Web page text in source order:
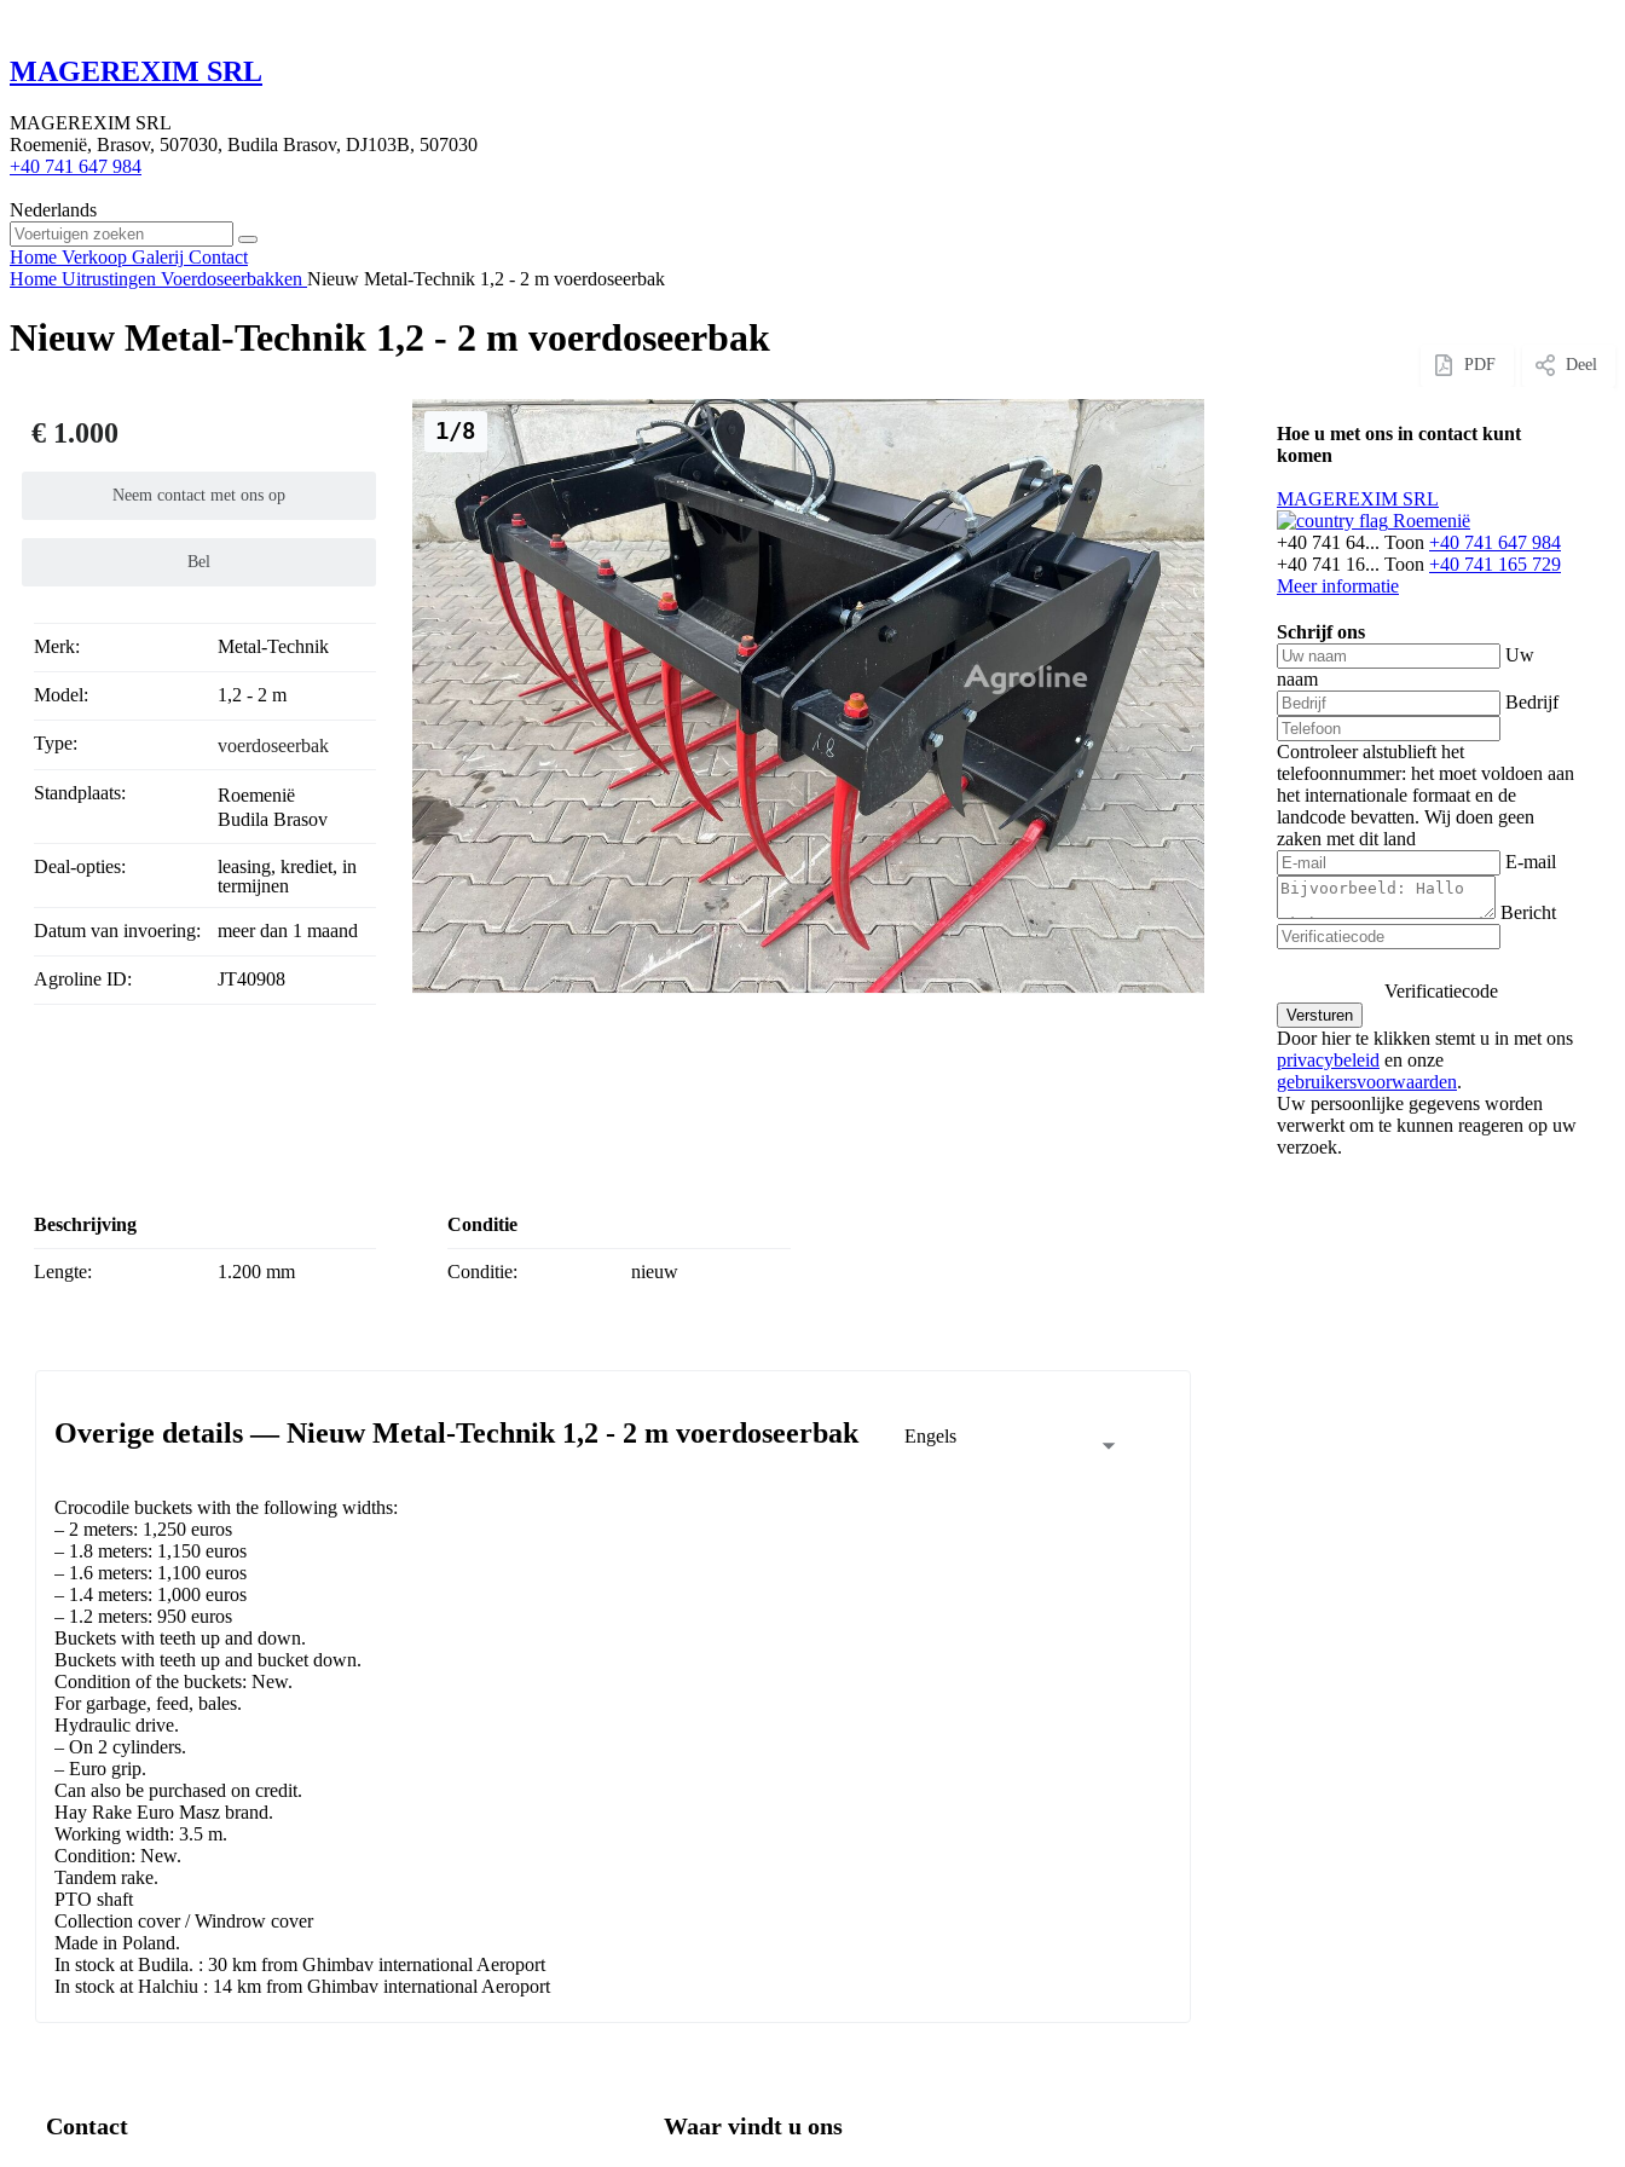
MAGEREXIM SRL
MAGEREXIM SRL
Roemenië, Brasov, 507030, Budila Brasov, DJ103B, 507030
+40 741 647 984
Nederlands
Home Verkoop Galerij Contact
Home Uitrustingen Voerdoseerbakken Nieuw Metal-Technik 1,2 - 2 m voerdoseerbak
Nieuw Metal-Technik 1,2 - 2 m voerdoseerbak
PDF Deel
1/8
€ 1.000
Neem contact met ons op
Bel
Merk: Metal-Technik
Model: 1,2 - 2 m
Type: voerdoseerbak
Standplaats:
Roemenië
Budila Brasov
Deal-opties:
leasing, krediet, in
termijnen
Datum van invoering: meer dan 1 maand
Agroline ID: JT40908
Beschrijving
Lengte: 1.200 mm
Conditie
Conditie: nieuw
Overige details — Nieuw Metal-Technik 1,2 - 2 m voerdoseerbak Engels
Crocodile buckets with the following widths:
– 2 meters: 1,250 euros
– 1.8 meters: 1,150 euros
– 1.6 meters: 1,100 euros
– 1.4 meters: 1,000 euros
– 1.2 meters: 950 euros
Buckets with teeth up and down.
Buckets with teeth up and bucket down.
Condition of the buckets: New.
For garbage, feed, bales.
Hydraulic drive.
– On 2 cylinders.
– Euro grip.
Can also be purchased on credit.
Hay Rake Euro Masz brand.
Working width: 3.5 m.
Condition: New.
Tandem rake.
PTO shaft
Collection cover / Windrow cover
Made in Poland.
In stock at Budila. : 30 km from Ghimbav international Aeroport
In stock at Halchiu : 14 km from Ghimbav international Aeroport
Hoe u met ons in contact kunt
komen
MAGEREXIM SRL
Roemenië
+40 741 64... Toon +40 741 647 984
+40 741 16... Toon +40 741 165 729
Meer informatie
Schrijf ons
Uw
naam
Bedrijf
Controleer alstublieft het
telefoonnummer: het moet voldoen aan
het internationale formaat en de
landcode bevatten. Wij doen geen
zaken met dit land
E-mail
Bericht
Verificatiecode
Door hier te klikken stemt u in met ons
privacybeleid en onze
gebruikersvoorwaarden.
Uw persoonlijke gegevens worden
verwerkt om te kunnen reageren op uw
verzoek.
Contact Waar vindt u ons